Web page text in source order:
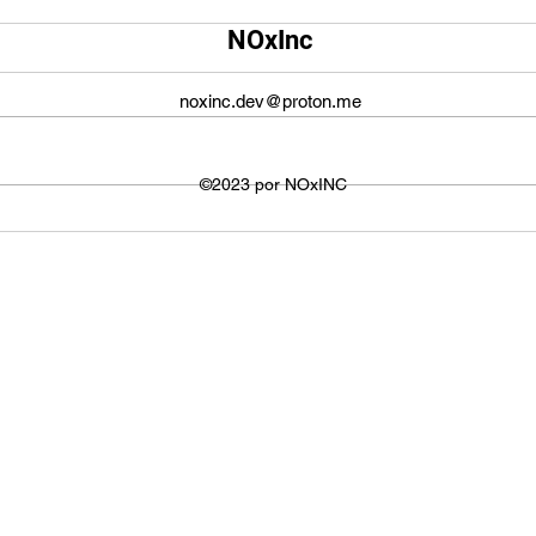
Qual é o tamanho da tela do
O tamanho da tela do YouTube
utilizada para visualizar os
O
de
NOxInc
noxinc.dev@proton.me
©2023 por NOxINC